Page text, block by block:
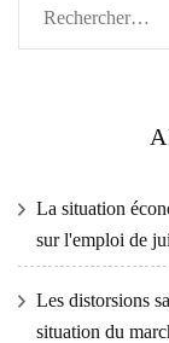
Rechercher :
La situation
sur l'emploi de
Les distorsions
situation du